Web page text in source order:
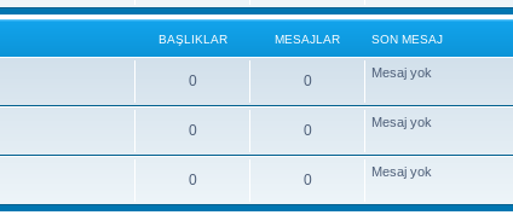
g
ö
l
BAŞLIKLAR MESAJLAR SON MESAJ
0 0 Mesaj yok
0 0 Mesaj yok
0 0 Mesaj yok